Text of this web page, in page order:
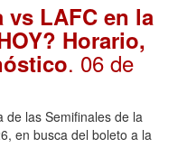
vs LAFC en la
Horario,
. 06 de
de las Semifinales de la
en busca del boleto a la